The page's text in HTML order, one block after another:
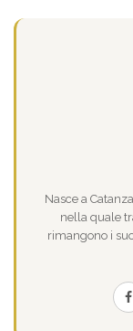
Nasce a
nella quale
rimangono i